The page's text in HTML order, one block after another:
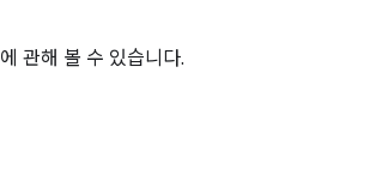
에 관해 볼 수 있습니다.